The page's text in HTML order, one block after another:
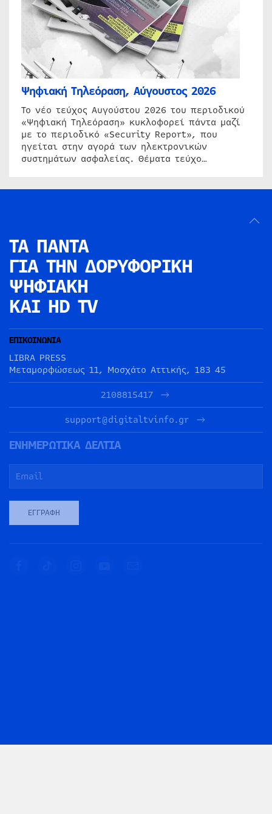
Ψηφιακή Τηλεόραση, Αύγουστος 2026
Το νέο τεύχος Αυγούστου 2026 του περιοδικού
«Ψηφιακή Τηλεόραση» κυκλοφορεί πάντα μαζί
με το περιοδικό «Security Report», που
ηγείται στην αγορά των ηλεκτρονικών
συστημάτων ασφαλείας. Θέματα τεύχο…
ΤΑ ΠΑΝΤΑ
ΓΙΑ ΤΗΝ ΔΟΡΥΦΟΡΙΚΗ
ΨΗΦΙΑΚΗ
ΚΑΙ HD TV
ΕΠΙΚΟΙΝΩΝΙΑ
LIBRA PRESS
Μεταμορφώσεως 11, Μοσχάτο Αττικής, 183 45
2108815417
support@digitaltvinfo.gr
ΕΝΗΜΕΡΩΤΙΚΑ ΔΕΛΤΙΑ
ΕΓΓΡΑΦΉ